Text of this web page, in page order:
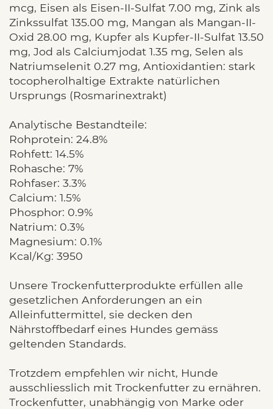
mcg, Eisen als Eisen-II-Sulfat 7.00 mg, Zink als
Zinkssulfat 135.00 mg, Mangan als Mangan-II-
Oxid 28.00 mg, Kupfer als Kupfer-II-Sulfat 13.50
mg, Jod als Calciumjodat 1.35 mg, Selen als
Natriumselenit 0.27 mg, Antioxidantien: stark
tocopherolhaltige Extrakte natürlichen
Ursprungs (Rosmarinextrakt)
Analytische Bestandteile:
Rohprotein: 24.8%
Rohfett: 14.5%
Rohasche: 7%
Rohfaser: 3.3%
Calcium: 1.5%
Phosphor: 0.9%
Natrium: 0.3%
Magnesium: 0.1%
Kcal/Kg: 3950
Unsere Trockenfutterprodukte erfüllen alle
gesetzlichen Anforderungen an ein
Alleinfuttermittel, sie decken den
Nährstoffbedarf eines Hundes gemäss
geltenden Standards.
Trotzdem empfehlen wir nicht, Hunde
ausschliesslich mit Trockenfutter zu ernähren.
Trockenfutter, unabhängig von Marke oder